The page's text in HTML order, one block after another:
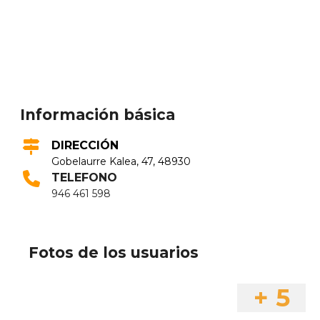
Información básica
DIRECCIÓN
Gobelaurre Kalea, 47, 48930
TELEFONO
946 461 598
Fotos de los usuarios
+ 5